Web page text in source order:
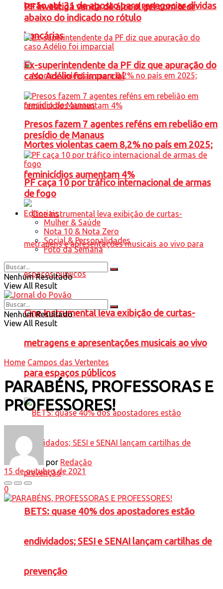
terão até 31 de agosto para renegociar dívidas
bancárias
Mortes violentas caem 8,2% no país em 2025;
feminicídios aumentam 4%
Cine Instrumental leva exibição de curtas-
metragens e apresentações musicais ao vivo
para espaços públicos
BETS: quase 40% dos apostadores estão
endividados; SESI e SENAI lançam cartilhas de
prevenção
PF investiga venda de álcool gel com teor
abaixo do indicado no rótulo
Ex-superintendente da PF diz que apuração do
caso Adélio foi imparcial
Presos fazem 7 agentes reféns em rebelião em
presídio de Manaus
PF caça 10 por tráfico internacional de armas
de fogo
Editoriais
Mulher & Saúde
Nota 10 & Nota Zero
Social & Personalidades
Foto da Semana
Nenhum Resultado
View All Result
Nenhum Resultado
View All Result
Home Campos das Vertentes
PARABÉNS, PROFESSORAS E
PROFESSORES!
por Redação
15 de outubro de 2021
0